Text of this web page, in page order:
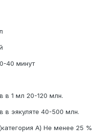
40 минут
в 1 мл 20-120 млн.
в эякуляте 40-500 млн.
А) Не менее 25 %